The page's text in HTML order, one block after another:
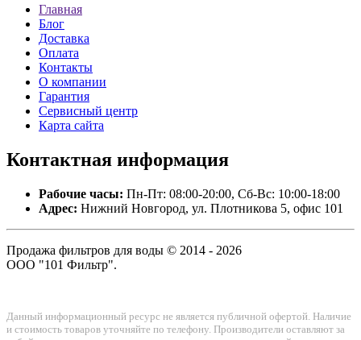
Главная
Блог
Доставка
Оплата
Контакты
О компании
Гарантия
Сервисный центр
Карта сайта
Контактная информация
Рабочие часы: Пн-Пт: 08:00-20:00, Сб-Вс: 10:00-18:00
Адрес: Нижний Новгород, ул. Плотникова 5, офис 101
Продажа фильтров для воды © 2014 - 2026
ООО "101 Фильтр".
Данный информационный ресурс не является публичной офертой. Наличие
и стоимость товаров уточняйте по телефону. Производители оставляют за